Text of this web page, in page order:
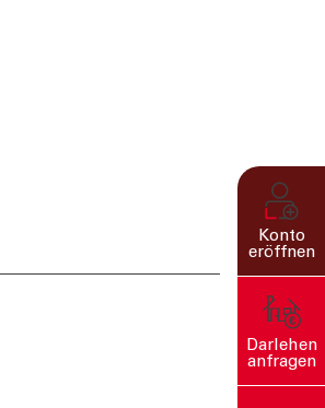
Konto
eröffnen
Darlehen
anfragen